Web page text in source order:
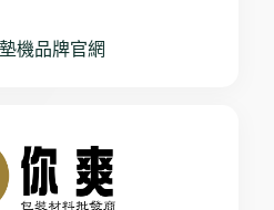
機品牌官網